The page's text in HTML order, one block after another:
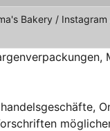
Bakery / Instagram